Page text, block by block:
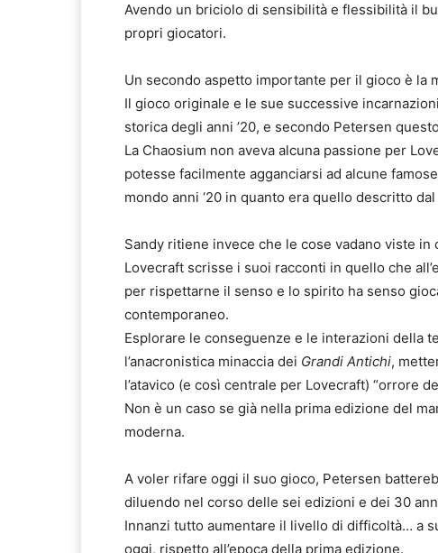
Avendo un briciolo di sensibilità e flessibilità il
propri giocatori.
Un secondo aspetto importante per il gioco è la
Il gioco originale e le sue successive
storica degli anni ’20, e secondo Petersen
La Chaosium non aveva alcuna passione per
potesse facilmente agganciarsi ad alcune
mondo anni ‘20 in quanto era quello descritto dal
Sandy ritiene invece che le cose vadano viste in
Lovecraft scrisse i suoi racconti in quello che
per rispettarne il senso e lo spirito ha senso
contemporaneo.
Esplorare le conseguenze e le interazioni della
l’anacronistica minaccia dei Grandi Antichi,
l’atavico (e così centrale per Lovecraft) “orrore
Non è un caso se già nella prima edizione del
moderna.
A voler rifare oggi il suo gioco, Petersen
diluendo nel corso delle sei edizioni e dei 30
Innanzi tutto aumentare il livello di difficoltà… a
oggi, rispetto all’epoca della prima edizione.